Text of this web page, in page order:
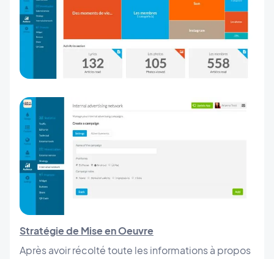
Stratégie de Mise en Oeuvre
Après avoir récolté toute les informations à propos